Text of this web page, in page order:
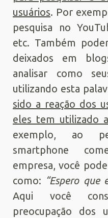
usuários. Por
pesquisa no
etc. Também
deixados em
analisar como
utilizando esta
sido a reação dos
eles tem utilizado
exemplo, ao
smartphone
empresa, você
como: “Espero que
Aqui você
preocupação dos